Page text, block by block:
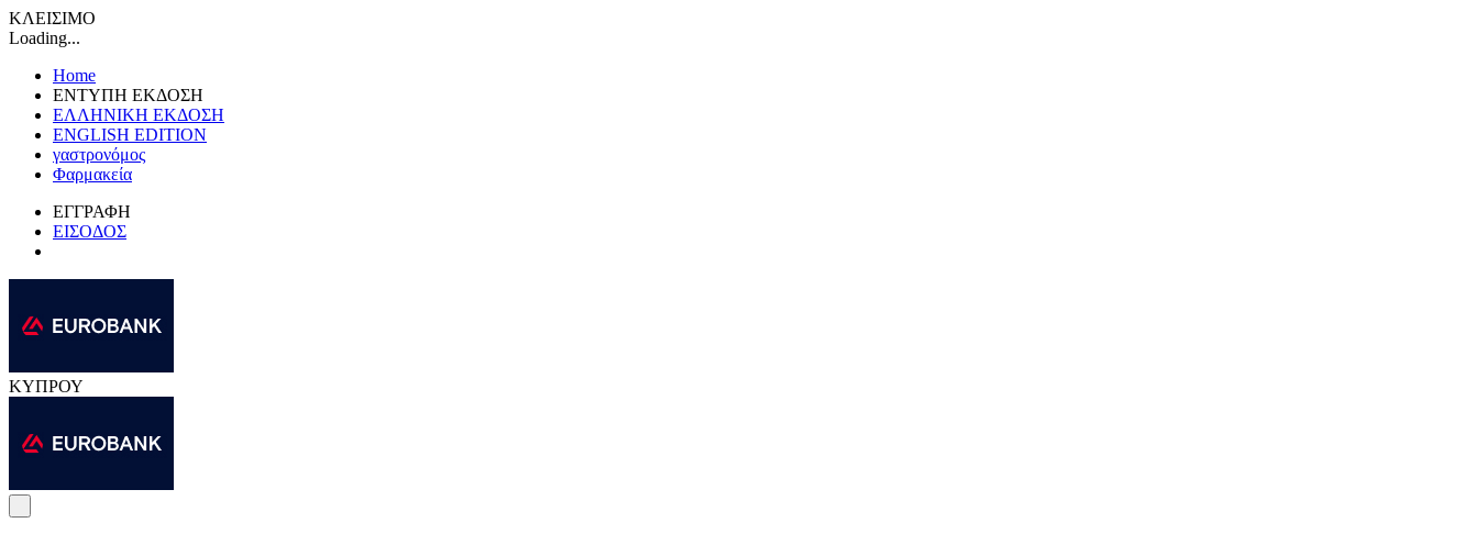
ΚΛΕΙΣΙΜΟ
Loading...
Home
ΕΝΤΥΠΗ ΕΚΔΟΣΗ
ΕΛΛΗΝΙΚΗ ΕΚΔΟΣΗ
ENGLISH EDITION
γαστρονόμος
Φαρμακεία
ΕΓΓΡΑΦΗ
ΕΙΣΟΔΟΣ
ΚΥΠΡΟΥ